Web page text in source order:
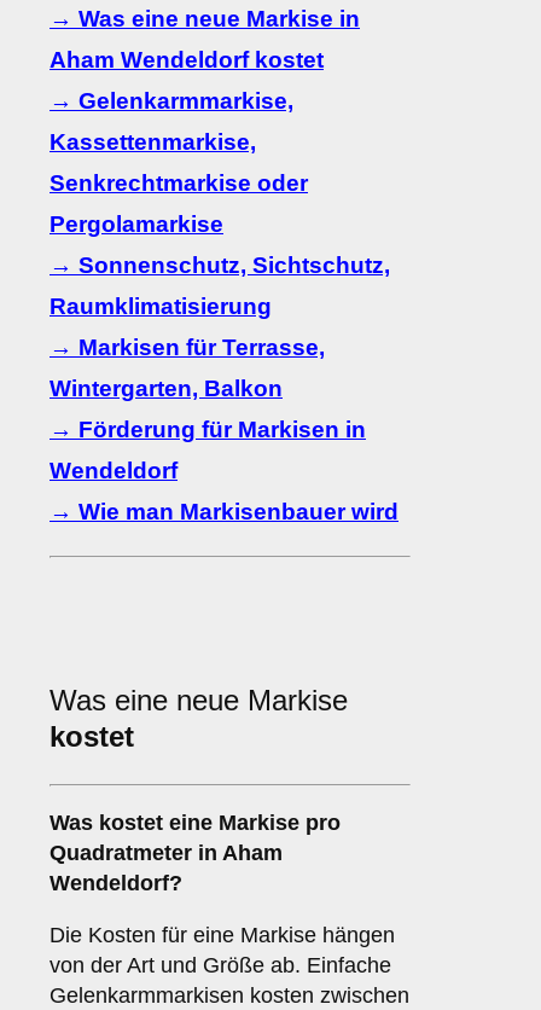
→ Was eine neue Markise in
Aham Wendeldorf kostet
→ Gelenkarmmarkise,
Kassettenmarkise,
Senkrechtmarkise oder
Pergolamarkise
→ Sonnenschutz, Sichtschutz,
Raumklimatisierung
→ Markisen für Terrasse,
Wintergarten, Balkon
→ Förderung für Markisen in
Wendeldorf
→ Wie man Markisenbauer wird
Was eine neue Markise
kostet
Was kostet eine Markise pro
Quadratmeter in Aham
Wendeldorf?
Die Kosten für eine Markise hängen
von der Art und Größe ab. Einfache
Gelenkarmmarkisen kosten zwischen